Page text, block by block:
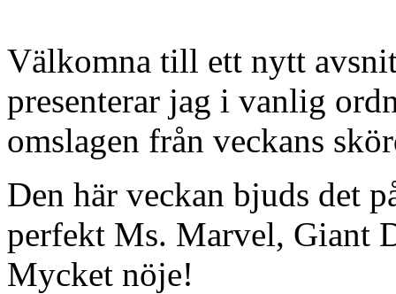
Välkomna till ett nytt
presenterar jag i vanlig
omslagen från veckans
Den här veckan bjuds det
perfekt Ms. Marvel, Giant
Mycket nöje!